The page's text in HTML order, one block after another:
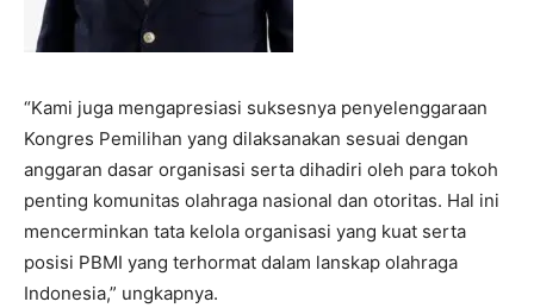
“Kami juga mengapresiasi suksesnya penyelenggaraan
Kongres Pemilihan yang dilaksanakan sesuai dengan
anggaran dasar organisasi serta dihadiri oleh para tokoh
penting komunitas olahraga nasional dan otoritas. Hal ini
mencerminkan tata kelola organisasi yang kuat serta
posisi PBMI yang terhormat dalam lanskap olahraga
Indonesia,” ungkapnya.